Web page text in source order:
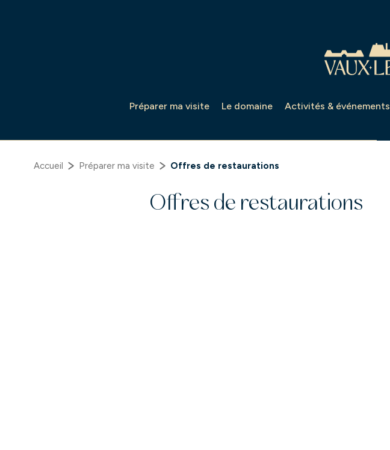
Préparer ma visite Le domaine Activités & événements
Accueil Préparer ma visite Offres de restaurations
Offres de restaurations